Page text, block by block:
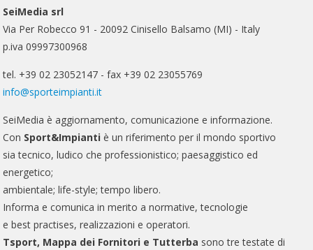
SeiMedia srl
Via Per Robecco 91 - 20092 Cinisello Balsamo (MI) - Italy
p.iva 09997300968
tel. +39 02 23052147 - fax +39 02 23055769
info@sporteimpianti.it
SeiMedia è aggiornamento, comunicazione e informazione.
Con Sport&Impianti è un riferimento per il mondo sportivo
sia tecnico, ludico che professionistico; paesaggistico ed
energetico;
ambientale; life-style; tempo libero.
Informa e comunica in merito a normative, tecnologie
e best practises, realizzazioni e operatori.
Tsport, Mappa dei Fornitori e Tutterba sono tre testate di